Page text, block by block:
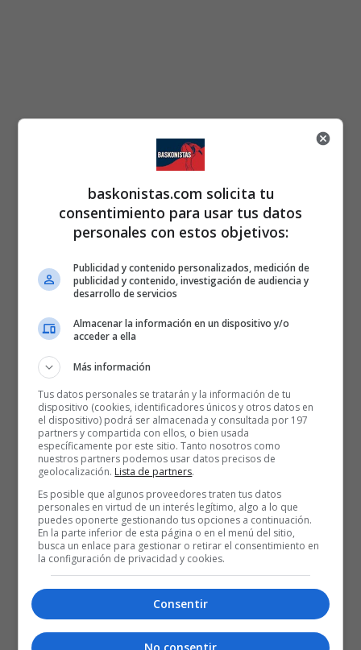
baskonistas.com solicita tu
consentimiento para usar tus datos
personales con estos objetivos:
Publicidad y contenido personalizados, medición de
publicidad y contenido, investigación de audiencia y
desarrollo de servicios
Almacenar la información en un dispositivo y/o
acceder a ella
Más información
Tus datos personales se tratarán y la información de tu
dispositivo (cookies, identificadores únicos y otros datos en
el dispositivo) podrá ser almacenada y consultada por 197
partners y compartida con ellos, o bien usada
específicamente por este sitio. Tanto nosotros como
nuestros partners podemos usar datos precisos de
geolocalización. Lista de partners.
Es posible que algunos proveedores traten tus datos
personales en virtud de un interés legítimo, algo a lo que
puedes oponerte gestionando tus opciones a continuación.
En la parte inferior de esta página o en el menú del sitio,
busca un enlace para gestionar o retirar el consentimiento en
la configuración de privacidad y cookies.
Consentir